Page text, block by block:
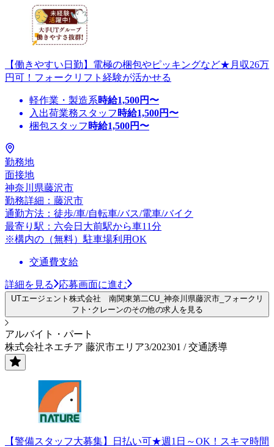
【働きやすい日勤】電極の梱包やピッキングなど★月収26万
円可！フォークリフト経験が活かせる
軽作業・製造系時給1,500円〜
入出荷業務スタッフ 時給1,500円〜
梱包スタッフ 時給1,500円〜
勤務地
面接地
神奈川県藤沢市
勤務詳細：藤沢市
通勤方法：徒歩/車/自転車/バス/電車/バイク
最寄り駅：六会日大前駅から車11分
※構内の（無料）駐車場利用OK
交通費支給
詳細を見る 応募画面に進む
UTエージェント株式会社 南関東第二CU_神奈川県藤沢市_フォークリ
フト･クレーンのその他の求人を見る
アルバイト・パート
株式会社ネエチア 藤沢市エリア3/202301 / 交通誘導
【警備スタッフ大募集】日払い可★週1日～OK！スキマ時間